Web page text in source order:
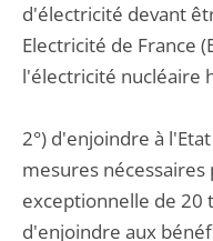
d'électricité devant
Electricité de France
l'électricité nucléaire
2°) d'enjoindre à
mesures
exceptionnelle de 20
d'enjoindre aux